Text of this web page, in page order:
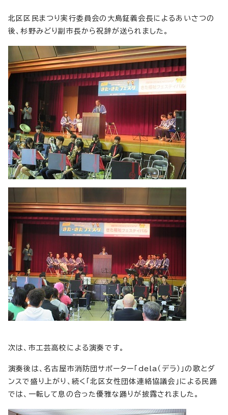
北区区民まつり実行委員会の大島鉦義会長によるあいさつの
後、杉野みどり副市長から祝辞が送られました。
次は、市工芸高校による演奏です。
演奏後は、名古屋市消防団サポーター「dela（デラ）」の歌とダ
ンスで盛り上がり、続く「北区女性団体連絡協議会」による民踊
では、一転して息の合った優雅な踊りが披露されました。